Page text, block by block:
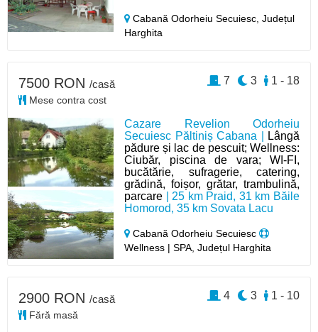
Cabană Odorheiu Secuiesc,Județul
Harghita
Cazare Revelion Odorheiu
Secuiesc Păltiniș Cabana |
Lângă
pădure și lac de pescuit; Wellness:
Ciubăr, piscina de vara; WI-FI,
bucătărie, sufragerie, catering,
grădină, foișor, grătar, trambulină,
parcare | 25 km Praid, 31 km Băile
Homorod, 35 km Sovata Lacu
Cabană Odorheiu Secuiesc
Wellness | SPA, Județul Harghita
7500 RON /casă
Mese contra cost
1 - 18
3
7
2900 RON /casă
Fără masă
1 - 10
3
4